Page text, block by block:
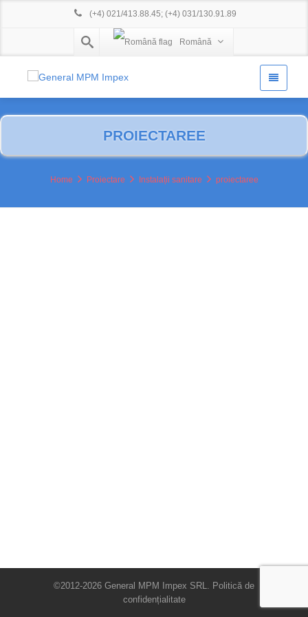
(+4) 021/413.88.45; (+4) 031/130.91.89
Română
PROIECTAREE
Home Proiectare Instalații sanitare proiectaree
©2012-2026 General MPM Impex SRL. Politică de
confidențialitate